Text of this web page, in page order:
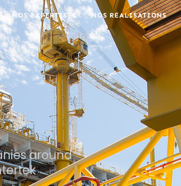
NOS EXPERTISES NOS RÉALISATIONS
around